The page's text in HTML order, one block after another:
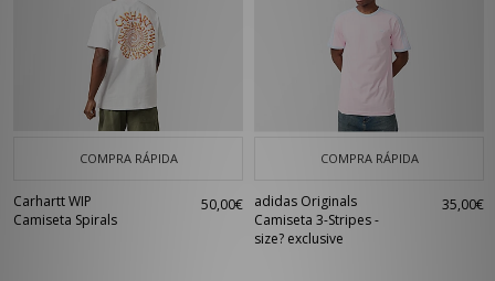
COMPRA RÁPIDA
Carhartt WIP
Camiseta Spirals
50,00€
COMPRA RÁPIDA
adidas Originals
Camiseta 3-Stripes -
size? exclusive
35,00€